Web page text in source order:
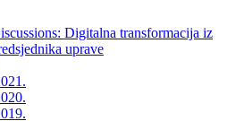
Digitalna transformacija iz
uprave